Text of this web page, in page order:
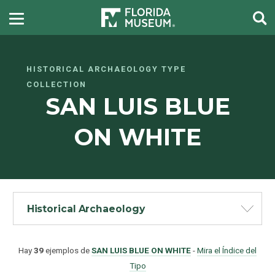
HISTORICAL ARCHAEOLOGY TYPE
COLLECTION
SAN LUIS BLUE
ON WHITE
Historical Archaeology
Hay39ejemplos deSAN LUIS BLUE ON WHITE-Mira el Índice del
Tipo